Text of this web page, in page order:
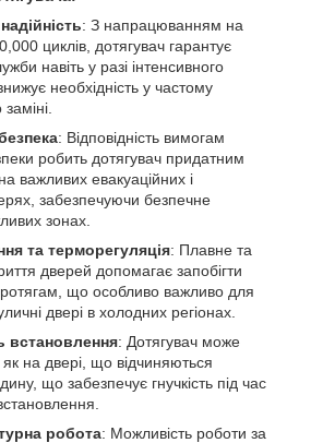
: З напрацюванням на
циклів, дотягувач гарантує
навіть у разі інтенсивного
необхідність у частому
: Відповідність вимогам
робить дотягувач придатним
важливих евакуаційних і
забезпечуючи безпечне
зонах.
та терморегуляція: Плавне та
дверей допомагає запобігти
що особливо важливо для
двері в холодних регіонах.
встановлення: Дотягувач може
на двері, що відчиняються
що забезпечує гнучкість під час
робота: Можливість роботи за